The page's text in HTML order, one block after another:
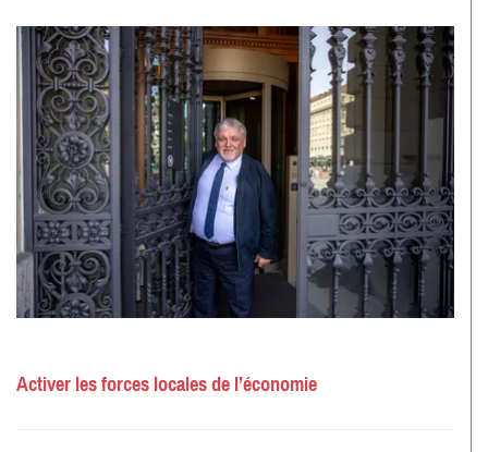
Activer les forces locales de l’économie